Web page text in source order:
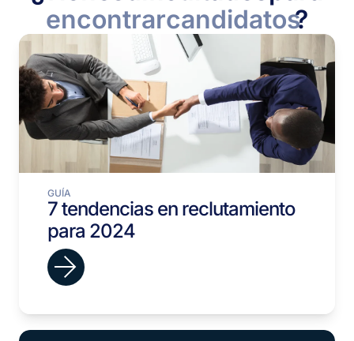
encontrarcandidatos?
GUÍA
7 tendencias en reclutamiento
para 2024